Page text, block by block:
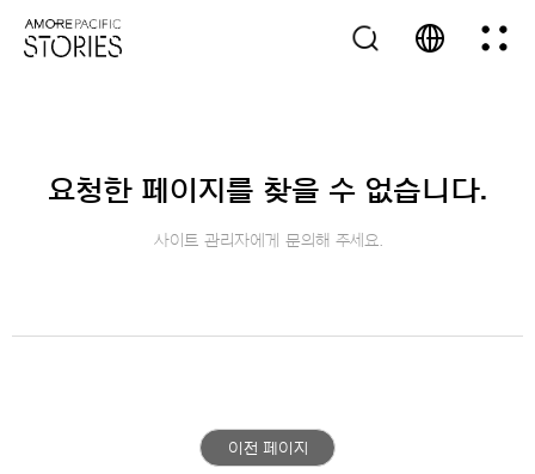
요청한 페이지를 찾을 수 없습니다.
사이트 관리자에게 문의해 주세요.
이전 페이지